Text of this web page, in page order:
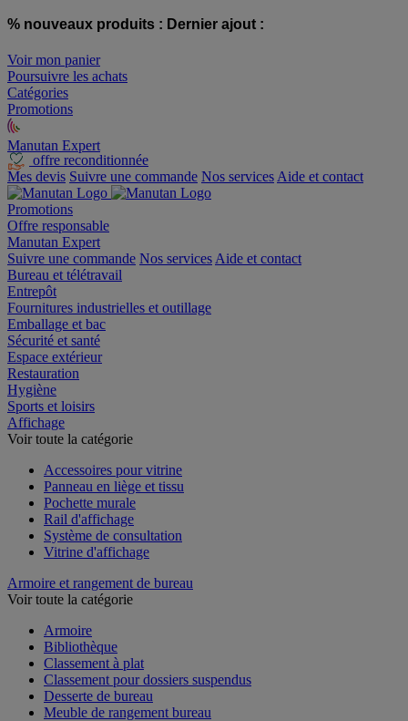
% nouveaux produits : Dernier ajout :
Voir mon panier
Poursuivre les achats
Catégories
Promotions
Manutan Expert
offre reconditionnée
Mes devis Suivre une commande Nos services Aide et contact
Promotions
Offre responsable
Manutan Expert
Suivre une commande Nos services Aide et contact
Bureau et télétravail
Entrepôt
Fournitures industrielles et outillage
Emballage et bac
Sécurité et santé
Espace extérieur
Restauration
Hygiène
Sports et loisirs
Affichage
Voir toute la catégorie
Accessoires pour vitrine
Panneau en liège et tissu
Pochette murale
Rail d'affichage
Système de consultation
Vitrine d'affichage
Armoire et rangement de bureau
Voir toute la catégorie
Armoire
Bibliothèque
Classement à plat
Classement pour dossiers suspendus
Desserte de bureau
Meuble de rangement bureau